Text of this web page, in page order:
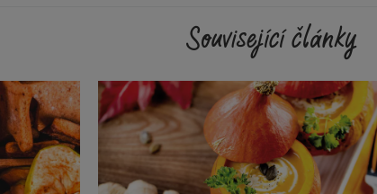
Související články